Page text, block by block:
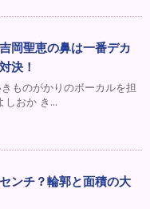
岡聖恵の鼻は一番デカ
決！
ものがかりのボーカルを担
しおか き...
ンチ？輪郭と面積の大